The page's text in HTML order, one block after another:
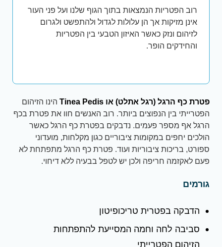
רוב הפטריות הנמצאות בתוך הגוף שלנו ועל פני העור
אינן מזיקות אך הן עלולות לגדול ולהתפשט ולגרום
לזיהום ונזק כאשר האיזון הטבעי בין הפטריות
והחידקים הופר.
פטרת כף הרגל (רגל אתלט) אוTinea Pedis הינו הזיהום
הפטרייתי בין הנפוצים ביותר. רוב האנשים חוו את פטרת בכף
הרגל אף מספר פעמים. נדבקים בפטרת כף הרגל כאשר
הולכים יחפים במקומות ציבוריים כגון מקלחות, מועדוני
ספורט, בריכות ציבוריות ועוד. פטרת כף הרגל מתפתחת לא
פעם לאקזמה חריפה ולכן יש לטפל בבעיה ללא דיחוי.
גורמים
הדבקה בפטרית טריכופיטון
סביבה לחה וחמה המסייעת להתפתחות
הזיהום הפטרייתי